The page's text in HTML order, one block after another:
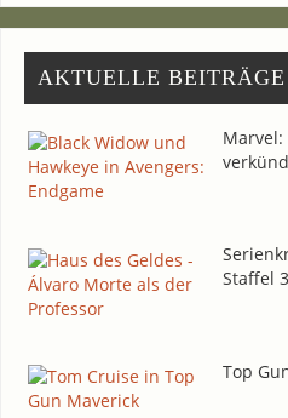
AKTU­EL­LE BEITRÄGE
Mar­vel:
Staf­fel 3
Top